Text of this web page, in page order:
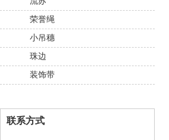
荣誉绳
小吊穗
珠边
装饰带
联系方式